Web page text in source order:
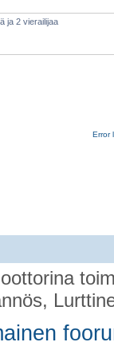
ja 2 vierailijaa
Error